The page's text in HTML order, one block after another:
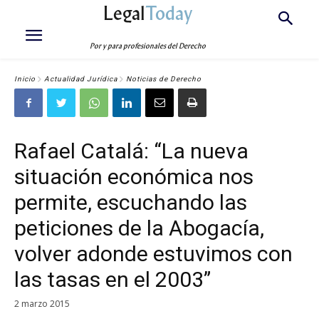
LegalToday
Por y para profesionales del Derecho
Inicio Actualidad Jurídica Noticias de Derecho
Rafael Catalá: “La nueva
situación económica nos
permite, escuchando las
peticiones de la Abogacía,
volver adonde estuvimos con
las tasas en el 2003”
2 marzo 2015